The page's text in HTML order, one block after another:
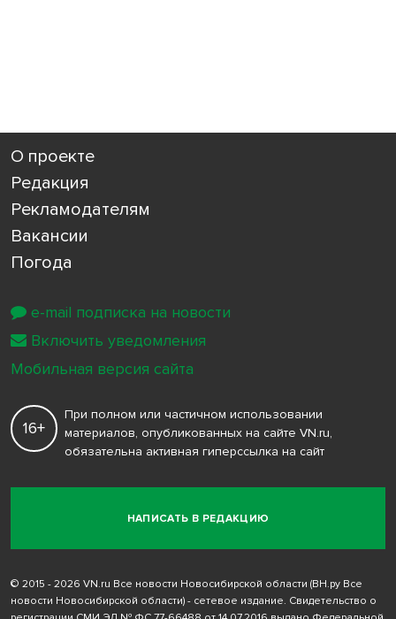
О проекте
Редакция
Рекламодателям
Вакансии
Погода
НАПИСАТЬ В РЕДАКЦИЮ
16+
При полном или частичном использовании
материалов, опубликованных на сайте VN.ru,
обязательна активная гиперссылка на сайт
© 2015 - 2026 VN.ru Все новости Новосибирской области (ВН.ру Все
новости Новосибирской области) - сетевое издание. Свидетельство о
e-mail подписка на новости
Включить уведомления
Мобильная версия сайта